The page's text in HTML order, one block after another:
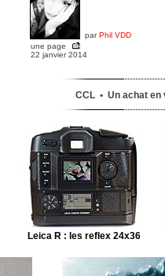
parPhil VDD
une page
22 janvier 2014
CCL • Un achat
Leica R : les reflex 24x36